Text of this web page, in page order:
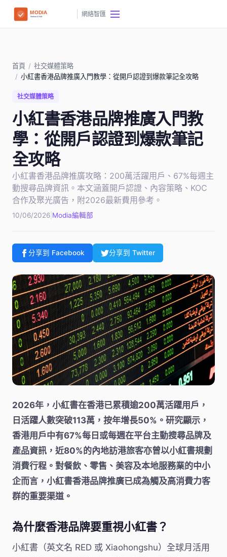
網絡智匯
首頁 / 社交媒體策略
/ 小紅書香港品牌推廣入門教學：從開戶認證到爆款筆記全攻略
社交媒體策略
小紅書香港品牌推廣入門教
學：從開戶認證到爆款筆記
全攻略
小紅書香港品牌推廣攻略：200萬活躍用戶、67%每週主
動搜尋品牌資訊。本文涵蓋開戶認證、內容策略、KOC
合作及聚光廣告，附2026最新費用參考。
10/06/2026 Modia編輯部
分享到 Facebook 分享到 Twitter
2026年，小紅書在香港已累積逾200萬活躍用戶，
日活躍人數突破113萬，按年增長50%。研究顯示，
香港用戶中有67%每日或每週在平台主動搜尋品牌及
產品資訊，近80%的內地訪港旅客亦曾以小紅書規劃
消費行程。對餐飲、零售、美容及本地服務業的中小
企而言，小紅書香港品牌推廣已成為觸及高消費力客
群的重要渠道。
為什麼香港品牌要重視小紅書？
小紅書（英文名 RED 或 Xiaohongshu）全球月活用